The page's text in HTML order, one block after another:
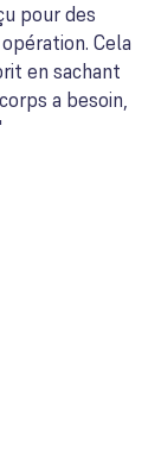
pour des
Cela
en sachant
a besoin,